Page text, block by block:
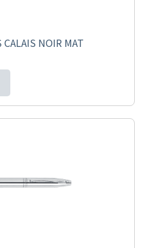
NOIR MAT